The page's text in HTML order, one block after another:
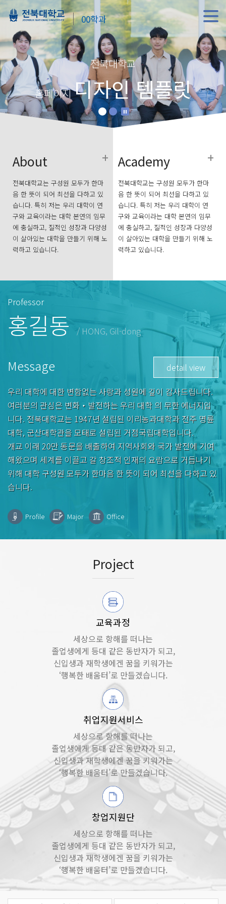
00학과
전북대학교
홈페이지디자인 템플릿
About
전북대학교는 구성원 모두가 한마
음 한 뜻이 되어 최선을 다하고 있
습니다. 특히 저는 우리 대학이 연
구와 교육이라는 대학 본연의 임무
에 충실하고, 질적인 성장과 다양성
이 살아있는 대학을 만들기 위해 노
력하고 있습니다.
Academy
전북대학교는 구성원 모두가 한마
음 한 뜻이 되어 최선을 다하고 있
습니다. 특히 저는 우리 대학이 연
구와 교육이라는 대학 본연의 임무
에 충실하고, 질적인 성장과 다양성
이 살아있는 대학을 만들기 위해 노
력하고 있습니다.
Professor
홍길동 / HONG, Gil-dong
Message
우리 대학에 대한 변함없는 사랑과 성원에 깊이 감사드립니다.
여러분의 관심은 변화‧발전하는 우리 대학 의 무한 에너지입
니다. 전북대학교는 1947년 설립된 이리농과대학과 전주 명륜
대학, 군산대학관을 모태로 설립된 거점국립대학입니다.
개교 이래 20만 동문을 배출하여 지역사회와 국가 발전에 기여
해왔으며 세계를 이끌고 갈 창조적 인재의 요람으로 거듭나기
위해 대학 구성원 모두가 한마음 한 뜻이 되어 최선을 다하고 있
습니다.
detail view
Profile Major Office
Project
교육과정
세상으로 항해를 떠나는
졸업생에게 등대 같은 동반자가 되고,
신입생과 재학생에겐 꿈을 키워가는
‘행복한 배움터’로 만들겠습니다.
취업지원서비스
세상으로 항해를 떠나는
졸업생에게 등대 같은 동반자가 되고,
신입생과 재학생에겐 꿈을 키워가는
‘행복한 배움터’로 만들겠습니다.
창업지원단
세상으로 항해를 떠나는
졸업생에게 등대 같은 동반자가 되고,
신입생과 재학생에겐 꿈을 키워가는
‘행복한 배움터’로 만들겠습니다.